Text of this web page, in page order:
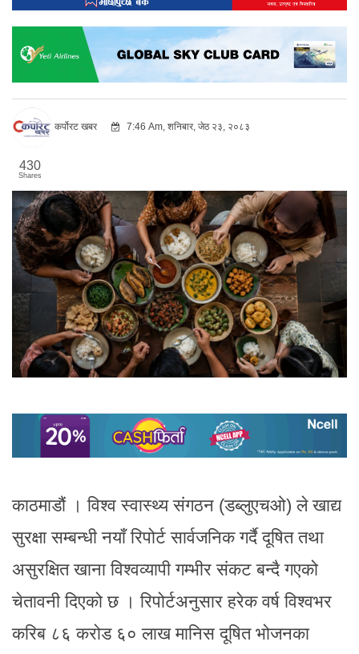
कर्पोरट खबर 7:46 Am, शनिबार, जेठ २३, २०८३
430
Shares
काठमाडौं । विश्व स्वास्थ्य संगठन (डब्लुएचओ) ले खाद्य
सुरक्षा सम्बन्धी नयाँ रिपोर्ट सार्वजनिक गर्दै दूषित तथा
असुरक्षित खाना विश्वव्यापी गम्भीर संकट बन्दै गएको
चेतावनी दिएको छ । रिपोर्टअनुसार हरेक वर्ष विश्वभर
करिब ८६ करोड ६० लाख मानिस दूषित भोजनका